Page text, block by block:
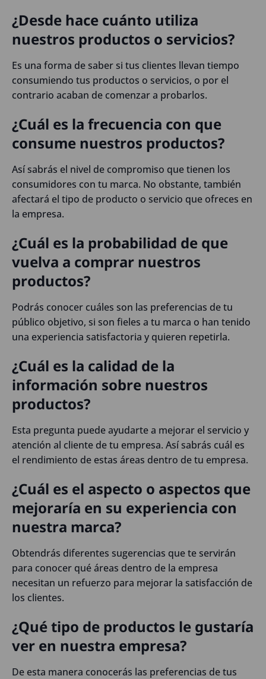
¿Desde hace cuánto utiliza
nuestros productos o servicios?
Es una forma de saber si tus clientes llevan tiempo
consumiendo tus productos o servicios, o por el
contrario acaban de comenzar a probarlos.
¿Cuál es la frecuencia con que
consume nuestros productos?
Así sabrás el nivel de compromiso que tienen los
consumidores con tu marca. No obstante, también
afectará el tipo de producto o servicio que ofreces en
la empresa.
¿Cuál es la probabilidad de que
vuelva a comprar nuestros
productos?
Podrás conocer cuáles son las preferencias de tu
público objetivo, si son fieles a tu marca o han tenido
una experiencia satisfactoria y quieren repetirla.
¿Cuál es la calidad de la
información sobre nuestros
productos?
Esta pregunta puede ayudarte a mejorar el servicio y
atención al cliente de tu empresa. Así sabrás cuál es
el rendimiento de estas áreas dentro de tu empresa.
¿Cuál es el aspecto o aspectos que
mejoraría en su experiencia con
nuestra marca?
Obtendrás diferentes sugerencias que te servirán
para conocer qué áreas dentro de la empresa
necesitan un refuerzo para mejorar la satisfacción de
los clientes.
¿Qué tipo de productos le gustaría
ver en nuestra empresa?
De esta manera conocerás las preferencias de tus